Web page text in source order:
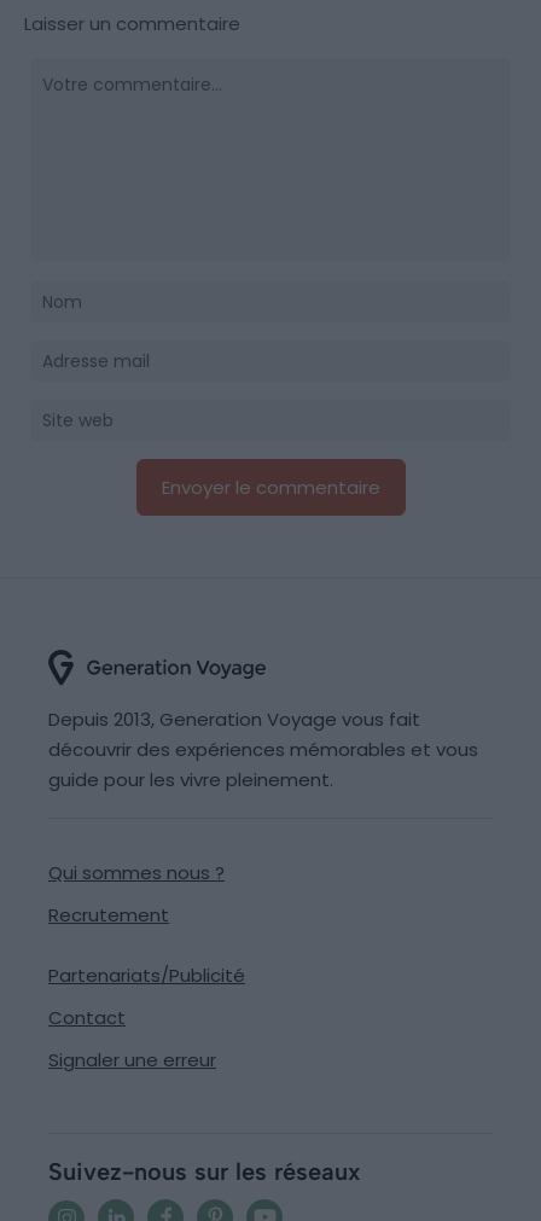
Laisser un commentaire
Depuis 2013, Generation Voyage vous fait
découvrir des expériences mémorables et vous
guide pour les vivre pleinement.
Qui sommes nous ?
Recrutement
Partenariats/Publicité
Contact
Signaler une erreur
Suivez-nous sur les réseaux